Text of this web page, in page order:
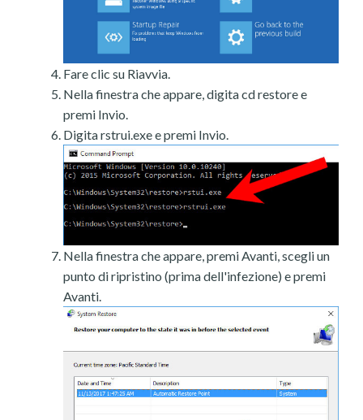
Fare clic su Riavvia.
Nella finestra che appare, digita cd restore e
premi Invio.
Digita rstrui.exe e premi Invio.
Nella finestra che appare, premi Avanti, scegli un
punto di ripristino (prima dell'infezione) e premi
Avanti.